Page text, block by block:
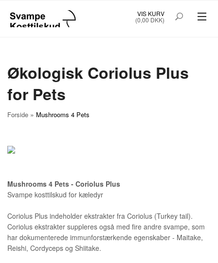
VIS KURV
(0,00 DKK)
PULVER EKSTRAKT 200G
PLEJEPRODUKTER
FAQ - OFTEST STILLET
SPØRGSMÅL
PROFIL
Økologisk Coriolus Plus
for Pets
Forside » Mushrooms 4 Pets
Mushrooms 4 Pets - Coriolus Plus
Svampe kosttilskud for kæledyr
Coriolus Plus indeholder ekstrakter fra Coriolus (Turkey tail).
Coriolus ekstrakter suppleres også med fire andre svampe, som
har dokumenterede immunforstærkende egenskaber - Maitake,
Reishi, Cordyceps og Shiitake.